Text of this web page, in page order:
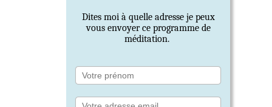
Dites moi à quelle adresse je peux
vous envoyer ce programme de
méditation.